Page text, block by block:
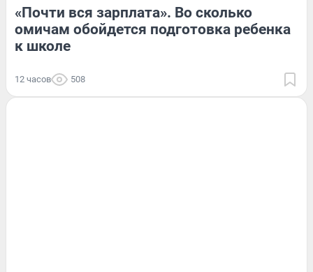
«Почти вся зарплата». Во сколько
омичам обойдется подготовка ребенка
к школе
12 часов 508